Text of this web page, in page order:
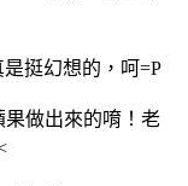
挺幻想的，呵=P
做出來的唷！老